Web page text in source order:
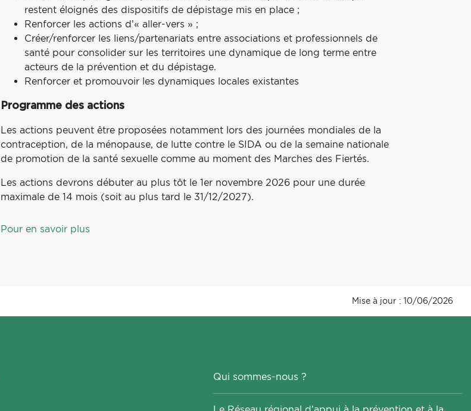
restent éloignés des dispositifs de dépistage mis en place ;
Renforcer les actions d’« aller-vers » ;
Créer/renforcer les liens/partenariats entre associations et professionnels de
santé pour consolider sur les territoires une dynamique de long terme entre
acteurs de la prévention et du dépistage.
Renforcer et promouvoir les dynamiques locales existantes
Programme des actions
Les actions peuvent être proposées notamment lors des journées mondiales de la
contraception, de la ménopause, de lutte contre le SIDA ou de la semaine nationale
de promotion de la santé sexuelle comme au moment des Marches des Fiertés.
Les actions devrons débuter au plus tôt le 1er novembre 2026 pour une durée
maximale de 14 mois (soit au plus tard le 31/12/2027).
Pour en savoir plus
Mise à jour : 10/06/2026
Qui sommes-nous ?